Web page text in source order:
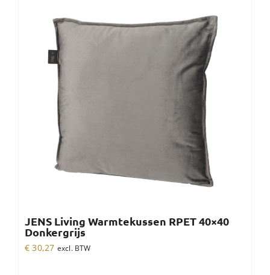
JENS Living Warmtekussen RPET 40×40
Donkergrijs
€ 30,27 excl. BTW